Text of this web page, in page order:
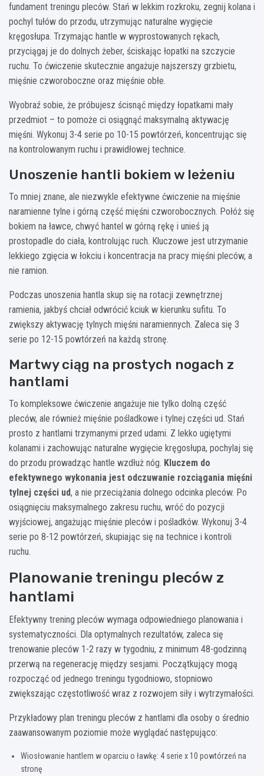
fundament treningu pleców. Stań w lekkim rozkroku, zegnij kolana i
pochyl tułów do przodu, utrzymując naturalne wygięcie
kręgosłupa. Trzymając hantle w wyprostowanych rękach,
przyciągaj je do dolnych żeber, ściskając łopatki na szczycie
ruchu. To ćwiczenie skutecznie angażuje najszerszy grzbietu,
mięśnie czworoboczne oraz mięśnie obłe.
Wyobraź sobie, że próbujesz ścisnąć między łopatkami mały
przedmiot – to pomoże ci osiągnąć maksymalną aktywację
mięśni. Wykonuj 3-4 serie po 10-15 powtórzeń, koncentrując się
na kontrolowanym ruchu i prawidłowej technice.
Unoszenie hantli bokiem w leżeniu
To mniej znane, ale niezwykle efektywne ćwiczenie na mięśnie
naramienne tylne i górną część mięśni czworobocznych. Połóż się
bokiem na ławce, chwyć hantel w górną rękę i unieś ją
prostopadle do ciała, kontrolując ruch. Kluczowe jest utrzymanie
lekkiego zgięcia w łokciu i koncentracja na pracy mięśni pleców, a
nie ramion.
Podczas unoszenia hantla skup się na rotacji zewnętrznej
ramienia, jakbyś chciał odwrócić kciuk w kierunku sufitu. To
zwiększy aktywację tylnych mięśni naramiennych. Zaleca się 3
serie po 12-15 powtórzeń na każdą stronę.
Martwy ciąg na prostych nogach z
hantlami
To kompleksowe ćwiczenie angażuje nie tylko dolną część
pleców, ale również mięśnie pośladkowe i tylnej części ud. Stań
prosto z hantlami trzymanymi przed udami. Z lekko ugiętymi
kolanami i zachowując naturalne wygięcie kręgosłupa, pochylaj się
do przodu prowadząc hantle wzdłuż nóg. Kluczem do
efektywnego wykonania jest odczuwanie rozciągania mięśni
tylnej części ud, a nie przeciążania dolnego odcinka pleców. Po
osiągnięciu maksymalnego zakresu ruchu, wróć do pozycji
wyjściowej, angażując mięśnie pleców i pośladków. Wykonuj 3-4
serie po 8-12 powtórzeń, skupiając się na technice i kontroli
ruchu.
Planowanie treningu pleców z
hantlami
Efektywny trening pleców wymaga odpowiedniego planowania i
systematyczności. Dla optymalnych rezultatów, zaleca się
trenowanie pleców 1-2 razy w tygodniu, z minimum 48-godzinną
przerwą na regenerację między sesjami. Początkujący mogą
rozpocząć od jednego treningu tygodniowo, stopniowo
zwiększając częstotliwość wraz z rozwojem siły i wytrzymałości.
Przykładowy plan treningu pleców z hantlami dla osoby o średnio
zaawansowanym poziomie może wyglądać następująco:
Wiosłowanie hantlem w oparciu o ławkę: 4 serie x 10 powtórzeń na
stronę